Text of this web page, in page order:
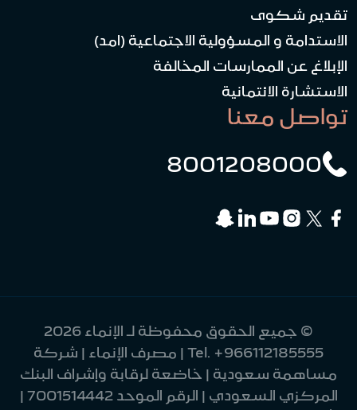
تقديم شكوى
الاستدامة و المسؤولية الاجتماعية (امد)
الإبلاغ عن الممارسات المخالفة
الاستشارة الائتمانية
تواصل معنا
8001208000
© جميع الحقوق محفوظة لـ الإنماء 2026
Tel. +966112185555
| مصرف الإنماء | شركة
مساهمة سعودية | خاضعة لرقابة وإشراف البنك
المركزي السعودي | الرقم الموحد 7001514442 |